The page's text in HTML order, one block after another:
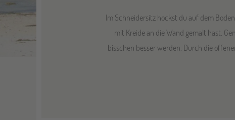
Im Schneidersitz hockst du auf dem
mit Kreide an die Wand gemalt hast.
bisschen besser werden. Durch die